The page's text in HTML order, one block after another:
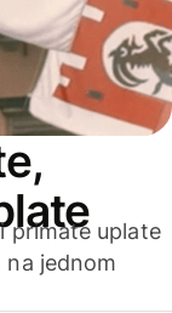
primate uplate
jednom